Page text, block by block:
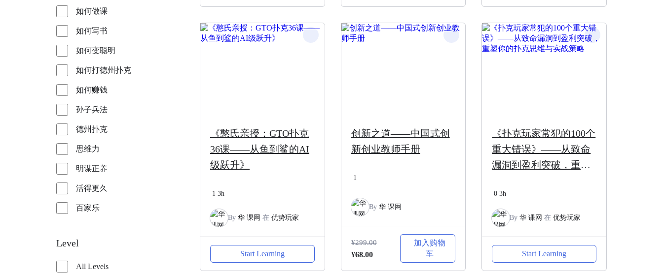
如何做课
如何写书
如何变聪明
如何打德州扑克
如何赚钱
孙子兵法
德州扑克
思维力
明谋正养
活得更久
百家乐
Level
All Levels
¥2,999.00。
格
为：
¥2,999.00。
格
《憨氏亲授：GTO扑克
36课——从鱼到鲨的AI
级跃升》
1 3h
By 华 课网 在 优势玩家
Start Learning
创新之道——中国式创
新创业教师手册
1
By 华 课网
¥299.00
原
¥68.00当
加入购物
车
《扑克玩家常犯的100个
重大错误》——从致命
漏洞到盈利突破，重塑
略
0 3h
By华 课网 在优势玩家
Start Learning